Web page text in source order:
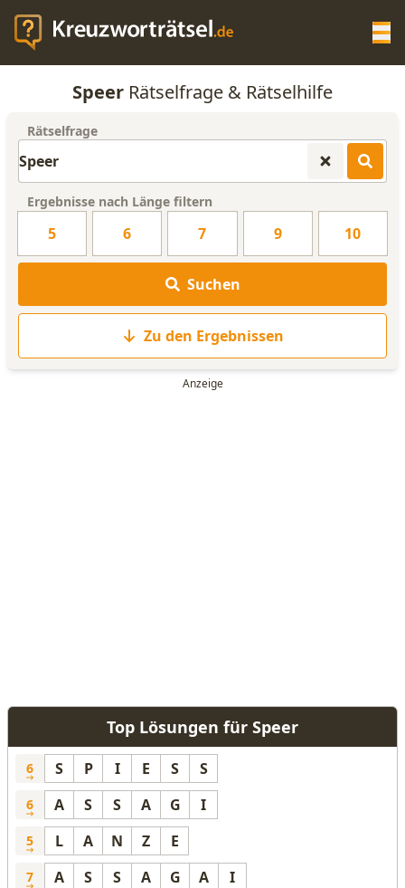
KREUZWORTRÄTSEL-HILFE
WORTLISTE
Speer Rätselfrage & Rätselhilfe
Rätselfrage
Ergebnisse nach Länge filtern
5 6 7 9 10
Suchen
Zu den Ergebnissen
Top Lösungen für Speer
6 S P I E S S
6 A S S A G I
5 L A N Z E
7 A S S A G A I